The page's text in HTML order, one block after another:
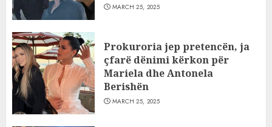
MARCH 25, 2025
Prokuroria jep pretencën, ja
çfarë dënimi kërkon për
Mariela dhe Antonela
Berishën
MARCH 25, 2025